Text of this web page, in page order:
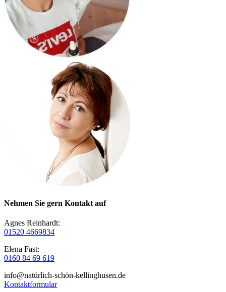
Nehmen Sie gern Kontakt auf
Agnes Reinhardt:
01520 4669834
Elena Fast:
0160 84 69 619
info@natürlich-schön-kellinghusen.de
Kontaktformular